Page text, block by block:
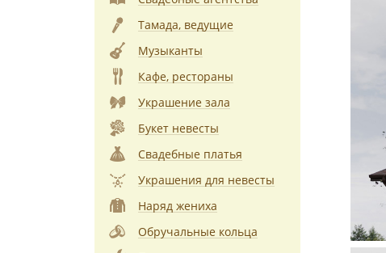
Тамада, ведущие
Музыканты
Кафе, рестораны
Украшение зала
Букет невесты
Свадебные платья
Украшения для невесты
Наряд жениха
Обручальные кольца